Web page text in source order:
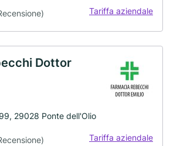
Tariffa aziendale
Dottor
29028 Ponte dell'Olio
Tariffa aziendale